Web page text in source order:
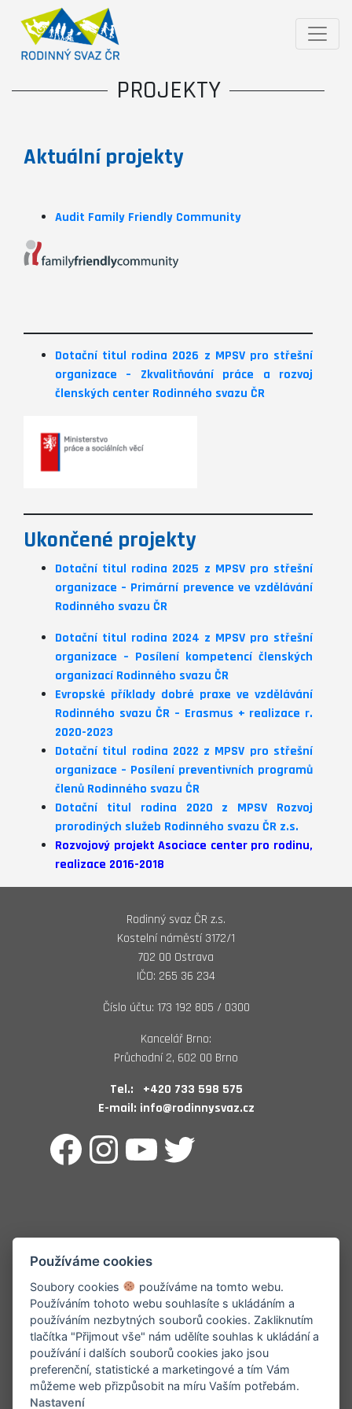
PROJEKTY
Aktuální projekty
Audit Family Friendly Community
Dotační titul rodina 2026 z MPSV pro střešní
organizace – Zkvalitňování práce a rozvoj
členských center Rodinného svazu ČR
Ukončené projekty
Dotační titul rodina 2025 z MPSV pro střešní
organizace – Primární prevence ve vzdělávání
Rodinného svazu ČR
Dotační titul rodina 2024 z MPSV pro střešní
organizace – Posílení kompetencí členských
organizací Rodinného svazu ČR
Evropské příklady dobré praxe ve vzdělávání
Rodinného svazu ČR – Erasmus + realizace r.
2020-2023
Dotační titul rodina 2022 z MPSV pro střešní
organizace – Posílení preventivních programů
členů Rodinného svazu ČR
Dotační titul rodina 2020 z MPSV Rozvoj
prorodiných služeb Rodinného svazu ČR z.s.
Rozvojový projekt Asociace center pro rodinu,
realizace 2016-2018
Rodinný svaz ČR z.s.
Kostelní náměstí 3172/1
702 00 Ostrava
IČO: 265 36 234
Číslo účtu: 173 192 805 / 0300
Kancelář Brno:
Průchodní 2, 602 00 Brno
Tel.:
+420 733 598 575
E-mail: info@rodinnysvaz.cz
Facebook Instagram YouTube Twitter
Používáme cookies
Soubory cookies
používáme na tomto webu.
Používáním tohoto webu souhlasíte s ukládáním a
používáním nezbytných souborů cookies. Zakliknutím
tlačítka "Přijmout vše" nám udělíte souhlas k ukládání a
používání i dalších souborů cookies jako jsou
preferenční, statistické a marketingové a tím Vám
můžeme web přizpůsobit na míru Vaším potřebám.
Nastavení